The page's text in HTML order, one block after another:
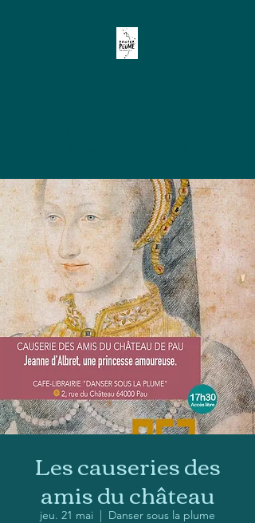
Les causeries des
amis du château
jeu. 21 mai
  |
Danser sous la plume